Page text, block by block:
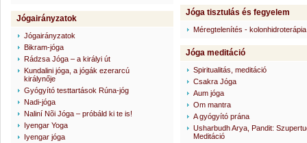
Jógairányzatok
Jógairányzatok
Bikram-jóga
Rádzsa Jóga – a királyi út
Kundalini jóga, a jógák ezerarcú
királynője
Gyógyító testtartások Rúna-jóg
Nadi-jóga
Naliní Nõi Jóga – próbáld ki te is!
Iyengar Yoga
Iyengar jóga
Jóga tisztulás és fegyelem
Méregtelenítés - kolonhidroterápia
Jóga meditáció
Spiritualitás, meditáció
Csakra Jóga
Aum jóga
Om mantra
A gyógyító prána
Usharbudh Arya, Pandit:
Meditáció